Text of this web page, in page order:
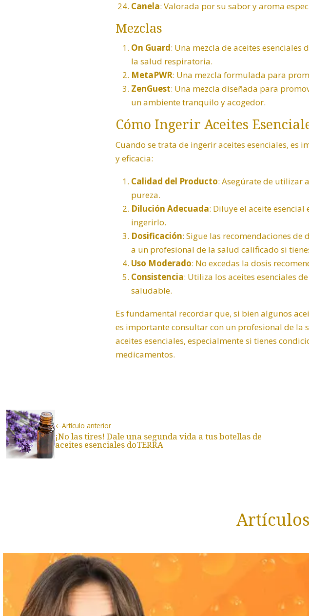
Canela: Valorada por su sabor y aroma
Mezclas
On Guard: Una mezcla de aceites
la salud respiratoria.
MetaPWR: Una mezcla formulada para
ZenGuest: Una mezcla diseñada para
un ambiente tranquilo y acogedor.
Cómo Ingerir Aceites
Cuando se trata de ingerir aceites esenciales,
y eficacia:
Calidad del Producto: Asegúrate de utilizar
pureza.
Dilución Adecuada: Diluye el aceite
ingerirlo.
Dosificación: Sigue las recomendaciones de
a un profesional de la salud calificado si
Uso Moderado: No excedas la dosis
Consistencia: Utiliza los aceites esenciales
saludable.
Es fundamental recordar que, si bien algunos
es importante consultar con un profesional de la
aceites esenciales, especialmente si tienes
medicamentos.
Artículo anterior
¡No las tires! Dale una segunda vida a tus botellas de
aceites esenciales doTERRA